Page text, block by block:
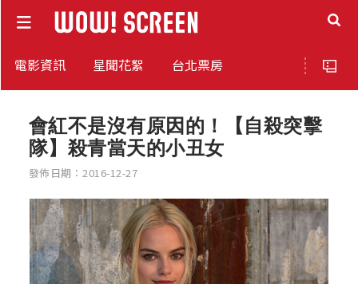
電影資訊 星聞花絮 台北票房
會紅不是沒有原因的！【自殺突擊
隊】殺青當天的小丑女
發佈日期：2016-12-27